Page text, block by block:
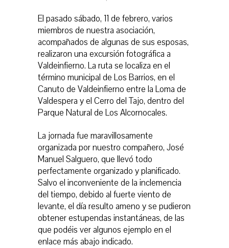
El pasado sábado, 11 de febrero, varios
miembros de nuestra asociación,
acompañados de algunas de sus esposas,
realizaron una excursión fotográfica a
Valdeinfierno. La ruta se localiza en el
término municipal de Los Barrios, en el
Canuto de Valdeinfierno entre la Loma de
Valdespera y el Cerro del Tajo, dentro del
Parque Natural de Los Alcornocales.
La jornada fue maravillosamente
organizada por nuestro compañero, José
Manuel Salguero, que llevó todo
perfectamente organizado y planificado.
Salvo el inconveniente de la inclemencia
del tiempo, debido al fuerte viento de
levante, el día resulto ameno y se pudieron
obtener estupendas instantáneas, de las
que podéis ver algunos ejemplo en el
enlace más abajo indicado.